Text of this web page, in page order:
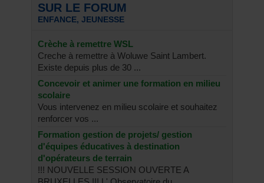
SUR LE FORUM
ENFANCE, JEUNESSE
Crèche à remettre WSL
Creche à remettre à Woluwe Saint Lambert.
Existe depuis plus de 30 ...
Concevoir et animer une formation en milieu
scolaire
Vous intervenez en milieu scolaire et souhaitez
renforcer vos ...
Formation gestion de projets/ gestion
d'équipes éducatives à destination
d'opérateurs de terrain
!!! NOUVELLE SESSION OUVERTE A